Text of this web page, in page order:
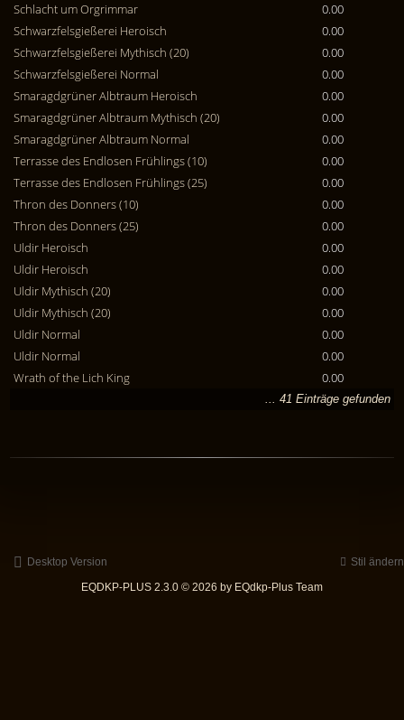
Schlacht um Orgrimmar
0.00
Schwarzfelsgießerei Heroisch
0.00
Schwarzfelsgießerei Mythisch (20)
0.00
Schwarzfelsgießerei Normal
0.00
Smaragdgrüner Albtraum Heroisch
0.00
Smaragdgrüner Albtraum Mythisch (20)
0.00
Smaragdgrüner Albtraum Normal
0.00
Terrasse des Endlosen Frühlings (10)
0.00
Terrasse des Endlosen Frühlings (25)
0.00
Thron des Donners (10)
0.00
Thron des Donners (25)
0.00
Uldir Heroisch
0.00
Uldir Heroisch
0.00
Uldir Mythisch (20)
0.00
Uldir Mythisch (20)
0.00
Uldir Normal
0.00
Uldir Normal
0.00
Wrath of the Lich King
0.00
... 41 Einträge gefunden
Desktop Version
Stil ändern
EQDKP-PLUS 2.3.0 © 2026 by EQdkp-Plus Team